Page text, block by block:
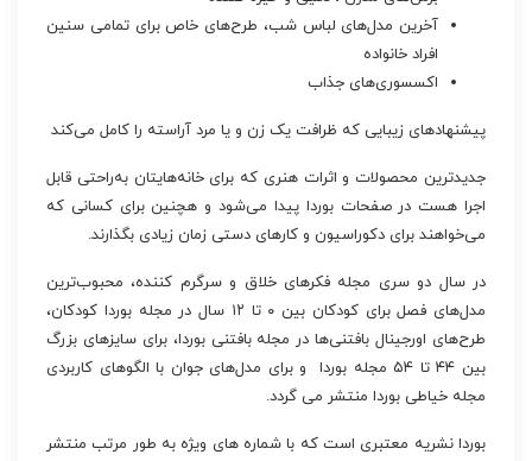
آخرین مدل‌های لباس شب، طرح‌های خاص برای تمامی سنین
افراد خانواده
اکسسوری‌های جذاب
پیشنهادهای زیبایی که ظرافت یک زن و یا مرد آراسته را کامل می‌کند
جدیدترین محصولات و اثرات هنری که برای خانه‌هایتان به‌راحتی قابل
اجرا هست در صفحات بوردا پیدا می‌شود و هچنین برای کسانی که
می‌خواهند برای دکوراسیون و کارهای دستی زمان زیادی بگذارند.
در سال دو سری مجله فکرهای خلاق و سرگرم کننده، محبوب‌ترین
مدل‌های فصل برای کودکان بین ۰ تا ۱۲ سال در مجله بوردا کودکان،
طرح‌های اورجینال بافتنی‌ها در مجله بافتنی بوردا، برای سایزهای بزرگ
بین ۴۴ تا ۵۴ مجله بوردا و برای مدل‌های جوان با الگوهای کاربردی
مجله خیاطی بوردا منتشر می گردد.
بوردا نشریه معتبری است که با شماره های ویژه‌ به طور مرتب منتشر